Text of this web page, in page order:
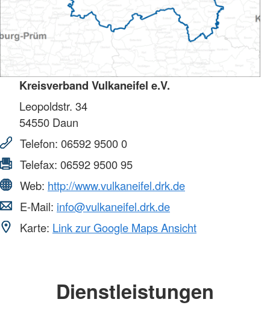
Kreisverband Vulkaneifel e.V.
Leopoldstr. 34
54550 Daun
Telefon: 06592 9500 0
Telefax: 06592 9500 95
Web: http://www.vulkaneifel.drk.de
E-Mail: info@vulkaneifel.drk.de
Karte: Link zur Google Maps Ansicht
Dienstleistungen